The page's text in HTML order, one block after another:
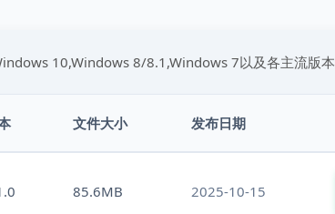
10,Windows 8/8.1,Windows 7以及各主流版本
文件大小 发布日期
85.6MB 2025-10-15